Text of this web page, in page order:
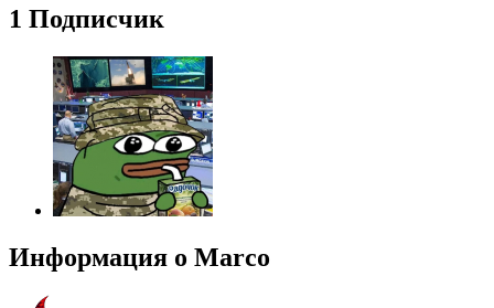
1 Подписчик
Информация о Marco